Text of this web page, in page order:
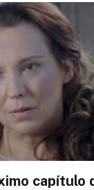
capítulo